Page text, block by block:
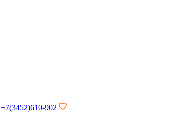
+7(3452)610-902